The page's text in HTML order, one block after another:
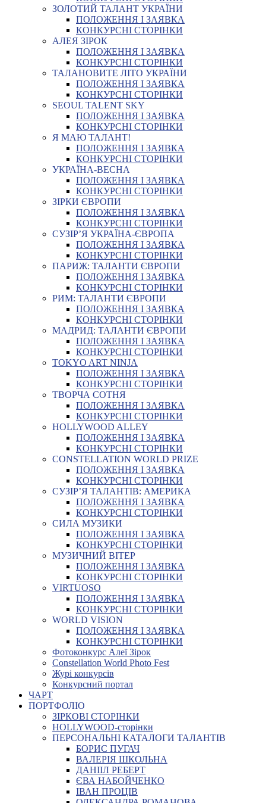
ЗОЛОТИЙ ТАЛАНТ УКРАЇНИ
ПОЛОЖЕННЯ І ЗАЯВКА
КОНКУРСНІ СТОРІНКИ
АЛЕЯ ЗІРОК
ПОЛОЖЕННЯ І ЗАЯВКА
КОНКУРСНІ СТОРІНКИ
ТАЛАНОВИТЕ ЛІТО УКРАЇНИ
ПОЛОЖЕННЯ І ЗАЯВКА
КОНКУРСНІ СТОРІНКИ
SEOUL TALENT SKY
ПОЛОЖЕННЯ І ЗАЯВКА
КОНКУРСНІ СТОРІНКИ
Я МАЮ ТАЛАНТ!
ПОЛОЖЕННЯ І ЗАЯВКА
КОНКУРСНІ СТОРІНКИ
УКРАЇНА-ВЕСНА
ПОЛОЖЕННЯ І ЗАЯВКА
КОНКУРСНІ СТОРІНКИ
ЗІРКИ ЄВРОПИ
ПОЛОЖЕННЯ І ЗАЯВКА
КОНКУРСНІ СТОРІНКИ
СУЗІР’Я УКРАЇНА-ЄВРОПА
ПОЛОЖЕННЯ І ЗАЯВКА
КОНКУРСНІ СТОРІНКИ
ПАРИЖ: ТАЛАНТИ ЄВРОПИ
ПОЛОЖЕННЯ І ЗАЯВКА
КОНКУРСНІ СТОРІНКИ
РИМ: ТАЛАНТИ ЄВРОПИ
ПОЛОЖЕННЯ І ЗАЯВКА
КОНКУРСНІ СТОРІНКИ
МАДРИД: ТАЛАНТИ ЄВРОПИ
ПОЛОЖЕННЯ І ЗАЯВКА
КОНКУРСНІ СТОРІНКИ
TOKYO ART NINJA
ПОЛОЖЕННЯ І ЗАЯВКА
КОНКУРСНІ СТОРІНКИ
ТВОРЧА СОТНЯ
ПОЛОЖЕННЯ І ЗАЯВКА
КОНКУРСНІ СТОРІНКИ
HOLLYWOOD ALLEY
ПОЛОЖЕННЯ І ЗАЯВКА
КОНКУРСНІ СТОРІНКИ
CONSTELLATION WORLD PRIZE
ПОЛОЖЕННЯ І ЗАЯВКА
КОНКУРСНІ СТОРІНКИ
СУЗІР’Я ТАЛАНТІВ: АМЕРИКА
ПОЛОЖЕННЯ І ЗАЯВКА
КОНКУРСНІ СТОРІНКИ
СИЛА МУЗИКИ
ПОЛОЖЕННЯ І ЗАЯВКА
КОНКУРСНІ СТОРІНКИ
МУЗИЧНИЙ ВІТЕР
ПОЛОЖЕННЯ І ЗАЯВКА
КОНКУРСНІ СТОРІНКИ
VIRTUOSO
ПОЛОЖЕННЯ І ЗАЯВКА
КОНКУРСНІ СТОРІНКИ
WORLD VISION
ПОЛОЖЕННЯ І ЗАЯВКА
КОНКУРСНІ СТОРІНКИ
Фотоконкурс Алеї Зірок
Constellation World Photo Fest
Журі конкурсів
Конкурсний портал
ЧАРТ
ПОРТФОЛІО
ЗІРКОВІ СТОРІНКИ
HOLLYWOOD-сторінки
ПЕРСОНАЛЬНІ КАТАЛОГИ ТАЛАНТІВ
БОРИС ПУГАЧ
ВАЛЕРІЯ ШКОЛЬНА
ДАНІІЛ РЕБЕРТ
ЄВА НАБОЙЧЕНКО
ІВАН ПРОЦІВ